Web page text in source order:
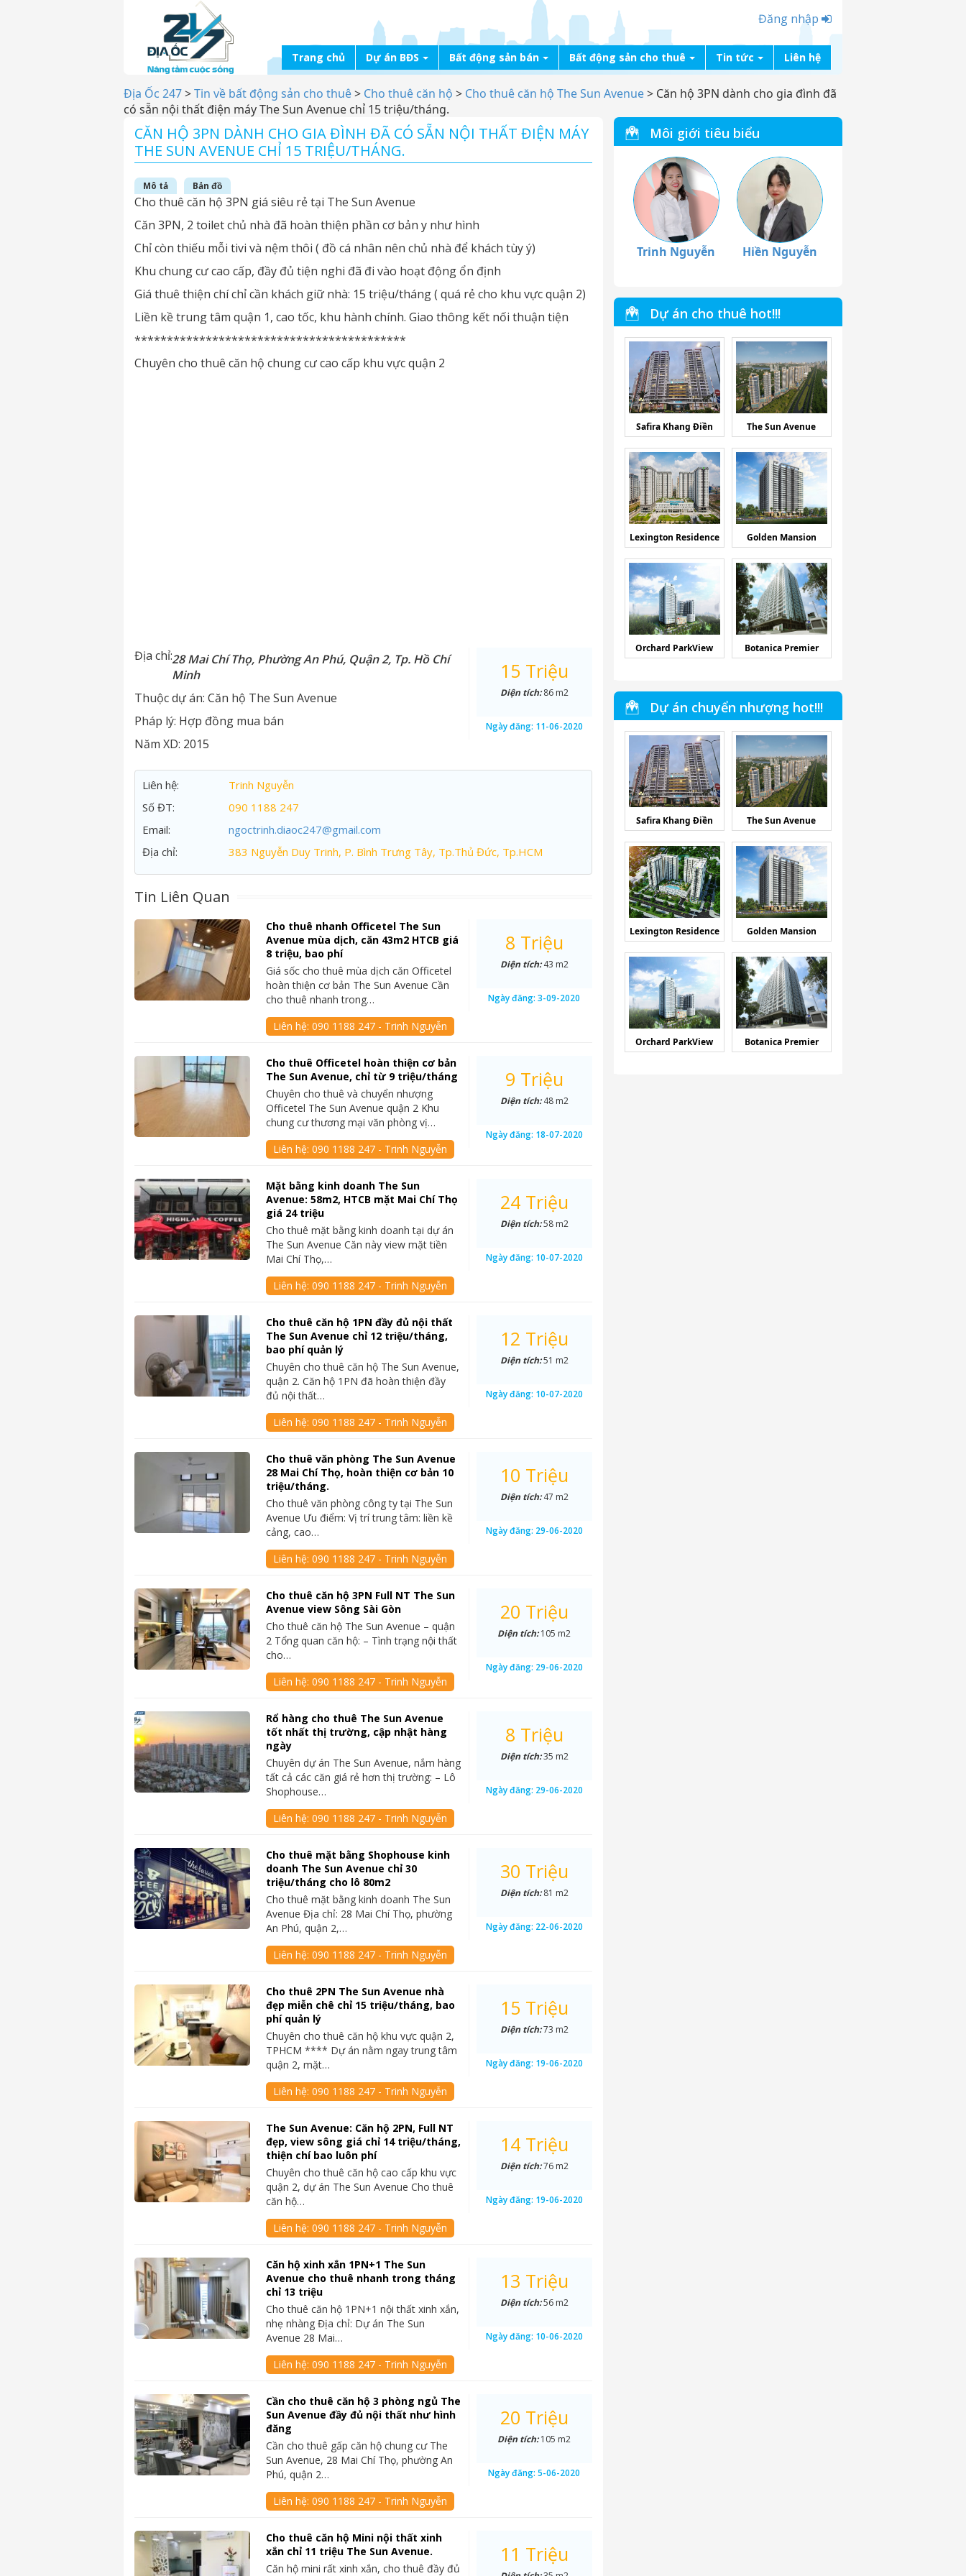
Đăng nhập
Trang chủ Dự án BĐS Bất động sản bán Bất động sản cho thuê Tin tức Liên hệ
Địa Ốc 247>Tin về bất động sản cho thuê> Cho thuê căn hộ > Cho thuê căn hộ The Sun Avenue> Căn hộ 3PN dành cho gia đình đã
có sẵn nội thất điện máy The Sun Avenue chỉ 15 triệu/tháng.
CĂN HỘ 3PN DÀNH CHO GIA ĐÌNH ĐÃ CÓ SẴN NỘI THẤT ĐIỆN MÁY
THE SUN AVENUE CHỈ 15 TRIỆU/THÁNG.
Mô tả Bản đồ
Cho thuê căn hộ 3PN giá siêu rẻ tại The Sun Avenue
Căn 3PN, 2 toilet chủ nhà đã hoàn thiện phần cơ bản y như hình
Chỉ còn thiếu mỗi tivi và nệm thôi ( đồ cá nhân nên chủ nhà để khách tùy ý)
Khu chung cư cao cấp, đầy đủ tiện nghi đã đi vào hoạt động ổn định
Giá thuê thiện chí chỉ cần khách giữ nhà: 15 triệu/tháng ( quá rẻ cho khu vực quận 2)
Liền kề trung tâm quận 1, cao tốc, khu hành chính. Giao thông kết nối thuận tiện
******************************************
Chuyên cho thuê căn hộ chung cư cao cấp khu vực quận 2
Địa chỉ:28 Mai Chí Thọ, Phường An Phú, Quận 2, Tp. Hồ Chí
Minh
Thuộc dự án: Căn hộ The Sun Avenue
Pháp lý: Hợp đồng mua bán
Năm XD: 2015
15 Triệu
Diện tích:86 m2
Ngày đăng: 11-06-2020
Liên hệ:
Trinh Nguyễn
Số ĐT:
090 1188 247
Email:
ngoctrinh.diaoc247@gmail.com
Địa chỉ:
383 Nguyễn Duy Trinh, P. Bình Trưng Tây, Tp.Thủ Đức, Tp.HCM
Tin Liên Quan
Cho thuê nhanh Officetel The Sun
Avenue mùa dịch, căn 43m2 HTCB giá
8 triệu, bao phí
Giá sốc cho thuê mùa dịch căn Officetel
hoàn thiện cơ bản The Sun Avenue Cần
cho thuê nhanh trong…
Liên hệ:090 1188 247 - Trinh Nguyễn
8 Triệu
Diện tích:43 m2
Ngày đăng:3-09-2020
Cho thuê Officetel hoàn thiện cơ bản
The Sun Avenue, chỉ từ 9 triệu/tháng
Chuyên cho thuê và chuyển nhượng
Officetel The Sun Avenue quận 2 Khu
chung cư thương mại văn phòng vị…
Liên hệ:090 1188 247 - Trinh Nguyễn
9 Triệu
Diện tích:48 m2
Ngày đăng: 18-07-2020
Mặt bằng kinh doanh The Sun
Avenue: 58m2, HTCB mặt Mai Chí Thọ
giá 24 triệu
Cho thuê mặt bằng kinh doanh tại dự án
The Sun Avenue Căn này view mặt tiền
Mai Chí Thọ,…
Liên hệ:090 1188 247 - Trinh Nguyễn
24 Triệu
Diện tích:58 m2
Ngày đăng: 10-07-2020
Cho thuê căn hộ 1PN đầy đủ nội thất
The Sun Avenue chỉ 12 triệu/tháng,
bao phí quản lý
Chuyên cho thuê căn hộ The Sun Avenue,
quận 2. Căn hộ 1PN đã hoàn thiện đầy
đủ nội thất…
Liên hệ:090 1188 247 - Trinh Nguyễn
12 Triệu
Diện tích:51 m2
Ngày đăng: 10-07-2020
Cho thuê văn phòng The Sun Avenue
28 Mai Chí Thọ, hoàn thiện cơ bản 10
triệu/tháng.
Cho thuê văn phòng công ty tại The Sun
Avenue Ưu điểm: Vị trí trung tâm: liền kề
cảng, cao…
Liên hệ:090 1188 247 - Trinh Nguyễn
10 Triệu
Diện tích:47 m2
Ngày đăng: 29-06-2020
Cho thuê căn hộ 3PN Full NT The Sun
Avenue view Sông Sài Gòn
Cho thuê căn hộ The Sun Avenue – quận
2 Tổng quan căn hộ: – Tình trạng nội thất
cho…
Liên hệ:090 1188 247 - Trinh Nguyễn
20 Triệu
Diện tích:105 m2
Ngày đăng: 29-06-2020
Rổ hàng cho thuê The Sun Avenue
tốt nhất thị trường, cập nhật hàng
ngày
Chuyên dự án The Sun Avenue, nắm hàng
tất cả các căn giá rẻ hơn thị trường: – Lô
Shophouse…
Liên hệ:090 1188 247 - Trinh Nguyễn
8 Triệu
Diện tích:35 m2
Ngày đăng: 29-06-2020
Cho thuê mặt bằng Shophouse kinh
doanh The Sun Avenue chỉ 30
triệu/tháng cho lô 80m2
Cho thuê mặt bằng kinh doanh The Sun
Avenue Địa chỉ: 28 Mai Chí Thọ, phường
An Phú, quận 2,…
Liên hệ:090 1188 247 - Trinh Nguyễn
30 Triệu
Diện tích:81 m2
Ngày đăng: 22-06-2020
Cho thuê 2PN The Sun Avenue nhà
đẹp miễn chê chỉ 15 triệu/tháng, bao
phí quản lý
Chuyên cho thuê căn hộ khu vực quận 2,
TPHCM **** Dự án nằm ngay trung tâm
quận 2, mặt…
Liên hệ:090 1188 247 - Trinh Nguyễn
15 Triệu
Diện tích:73 m2
Ngày đăng: 19-06-2020
The Sun Avenue: Căn hộ 2PN, Full NT
đẹp, view sông giá chỉ 14 triệu/tháng,
thiện chí bao luôn phí
Chuyên cho thuê căn hộ cao cấp khu vực
quận 2, dự án The Sun Avenue Cho thuê
căn hộ…
Liên hệ:090 1188 247 - Trinh Nguyễn
14 Triệu
Diện tích:76 m2
Ngày đăng: 19-06-2020
Căn hộ xinh xắn 1PN+1 The Sun
Avenue cho thuê nhanh trong tháng
chỉ 13 triệu
Cho thuê căn hộ 1PN+1 nội thất xinh xắn,
nhẹ nhàng Địa chỉ: Dự án The Sun
Avenue 28 Mai…
Liên hệ:090 1188 247 - Trinh Nguyễn
13 Triệu
Diện tích:56 m2
Ngày đăng: 10-06-2020
Cần cho thuê căn hộ 3 phòng ngủ The
Sun Avenue đầy đủ nội thất như hình
đăng
Cần cho thuê gấp căn hộ chung cư The
Sun Avenue, 28 Mai Chí Thọ, phường An
Phú, quận 2…
Liên hệ:090 1188 247 - Trinh Nguyễn
20 Triệu
Diện tích:105 m2
Ngày đăng:5-06-2020
Cho thuê căn hộ Mini nội thất xinh
xắn chỉ 11 triệu The Sun Avenue.
Căn hộ mini rất xinh xắn, cho thuê đầy đủ
11 Triệu
Môi giới tiêu biểu
Trinh Nguyễn Hiền Nguyễn
Dự án cho thuê hot!!!
Safira Khang Điền The Sun Avenue
Lexington Residence Golden Mansion
Orchard ParkView Botanica Premier
Dự án chuyển nhượng hot!!!
Safira Khang Điền The Sun Avenue
Lexington Residence Golden Mansion
Orchard ParkView Botanica Premier